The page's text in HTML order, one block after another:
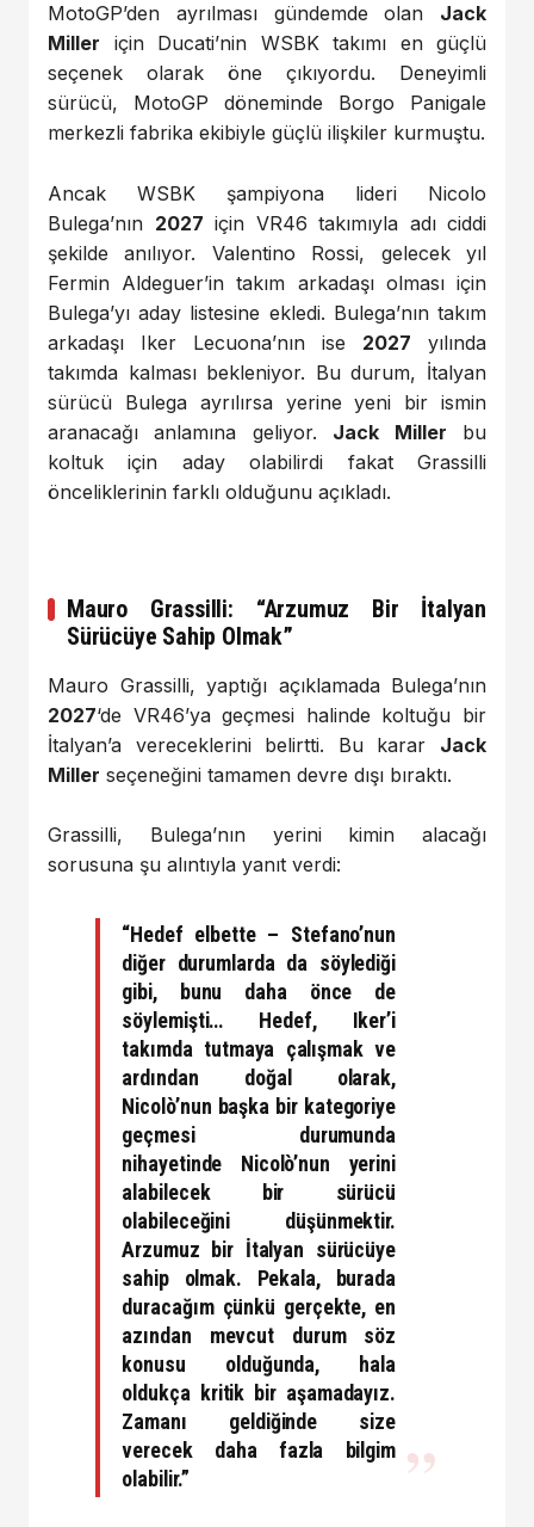
MotoGP’den ayrılması gündemde olan Jack
Miller için Ducati’nin WSBK takımı en güçlü
seçenek olarak öne çıkıyordu. Deneyimli
sürücü, MotoGP döneminde Borgo Panigale
merkezli fabrika ekibiyle güçlü ilişkiler kurmuştu.
Ancak WSBK şampiyona lideri Nicolo
Bulega’nın 2027 için VR46 takımıyla adı ciddi
şekilde anılıyor. Valentino Rossi, gelecek yıl
Fermin Aldeguer’in takım arkadaşı olması için
Bulega’yı aday listesine ekledi. Bulega’nın takım
arkadaşı Iker Lecuona’nın ise 2027 yılında
takımda kalması bekleniyor. Bu durum, İtalyan
sürücü Bulega ayrılırsa yerine yeni bir ismin
aranacağı anlamına geliyor. Jack Miller bu
koltuk için aday olabilirdi fakat Grassilli
önceliklerinin farklı olduğunu açıkladı.
Mauro Grassilli: “Arzumuz Bir İtalyan
Sürücüye Sahip Olmak”
Mauro Grassilli, yaptığı açıklamada Bulega’nın
2027‘de VR46’ya geçmesi halinde koltuğu bir
İtalyan’a vereceklerini belirtti. Bu karar Jack
Miller seçeneğini tamamen devre dışı bıraktı.
Grassilli, Bulega’nın yerini kimin alacağı
sorusuna şu alıntıyla yanıt verdi:
“Hedef elbette – Stefano’nun
diğer durumlarda da söylediği
gibi, bunu daha önce de
söylemişti… Hedef, Iker’i
takımda tutmaya çalışmak ve
ardından doğal olarak,
Nicolò’nun başka bir kategoriye
geçmesi durumunda
nihayetinde Nicolò’nun yerini
alabilecek bir sürücü
olabileceğini düşünmektir.
Arzumuz bir İtalyan sürücüye
sahip olmak. Pekala, burada
duracağım çünkü gerçekte, en
azından mevcut durum söz
konusu olduğunda, hala
oldukça kritik bir aşamadayız.
Zamanı geldiğinde size
verecek daha fazla bilgim
olabilir.”